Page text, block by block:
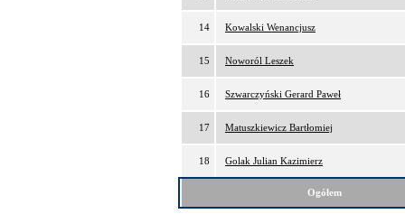
14 Kowalski Wenancjusz
15 Noworól Leszek
16 Szwarczyński Gerard Paweł
17 Matuszkiewicz Bartłomiej
18 Golak Julian Kazimierz
Ogółem